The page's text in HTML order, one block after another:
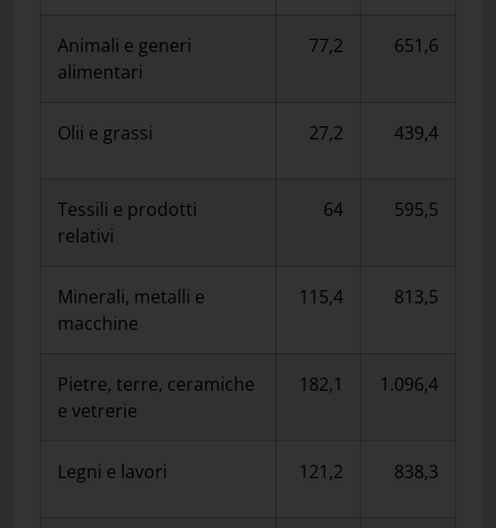
Animali e generi
alimentari
77,2 651,6
Olii e grassi 27,2 439,4
Tessili e prodotti
relativi
64 595,5
Minerali, metalli e
macchine
115,4 813,5
Pietre, terre, ceramiche
e vetrerie
182,1 1.096,4
Legni e lavori 121,2 838,3